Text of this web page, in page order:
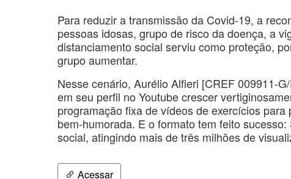
Para reduzir a transmissão da Covid-19, a
pessoas idosas, grupo de risco da doença, a
distanciamento social serviu como proteção,
grupo aumentar.
Nesse cenário, Aurélio Alfieri [CREF 009911-
em seu perfil no Youtube crescer
programação fixa de vídeos de exercícios
bem-humorada. E o formato tem feito
social, atingindo mais de três milhões de
Acessar